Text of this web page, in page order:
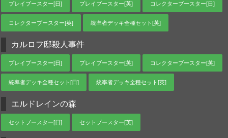
プレイブースター[日] プレイブースター[英] コレクターブースター[日]
コレクターブースター[英] 統率者デッキ全種セット[英]
カルロフ邸殺人事件
プレイブースター[日] プレイブースター[英] コレクターブースター[英]
統率者デッキ全種セット[日] 統率者デッキ全種セット[英]
エルドレインの森
セットブースター[日] セットブースター[英]